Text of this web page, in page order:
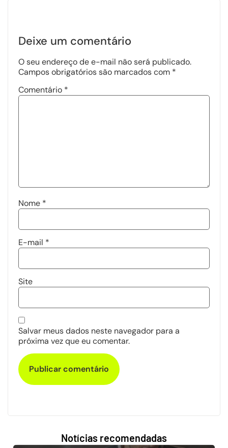
Deixe um comentário
O seu endereço de e-mail não será publicado.
Campos obrigatórios são marcados com *
Comentário *
Nome *
E-mail *
Site
Salvar meus dados neste navegador para a
próxima vez que eu comentar.
Notícias recomendadas